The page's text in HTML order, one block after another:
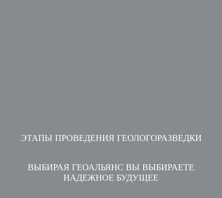
ЭТАПЫ ПРОВЕДЕНИЯ ГЕОЛОГОРАЗВЕДКИ
ВЫБИРАЯ ГЕОАЛЬЯНС ВЫ ВЫБИРАЕТЕ
НАДЕЖНОЕ БУДУЩЕЕ